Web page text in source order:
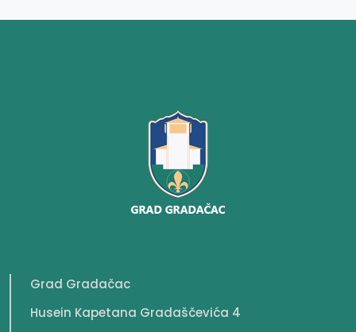
Grad Gradačac
Husein Kapetana Gradaščevića 4